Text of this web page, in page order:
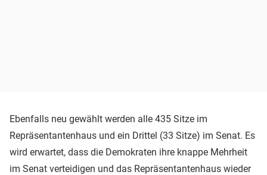
Ebenfalls neu gewählt werden alle 435 Sitze im
Repräsentantenhaus und ein Drittel (33 Sitze) im Senat. Es
wird erwartet, dass die Demokraten ihre knappe Mehrheit
im Senat verteidigen und das Repräsentantenhaus wieder